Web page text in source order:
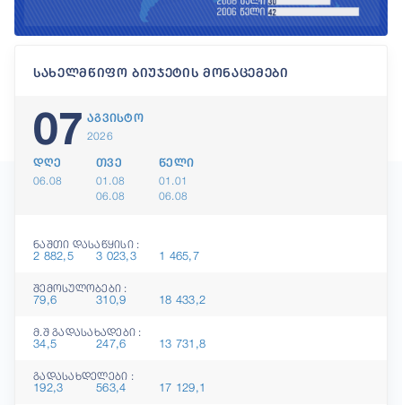
სახელმწიფო ბიუჯეტის მონაცემები
07 აგვისტო
2026
დღე
06.08
თვე
01.08
06.08
წელი
01.01
06.08
ნაშთი დასაწყისი :
2 882,5 3 023,3 1 465,7
შემოსულობები :
79,6 310,9 18 433,2
მ.შ გადასახადები :
34,5 247,6 13 731,8
გადასახდელები :
192,3 563,4 17 129,1